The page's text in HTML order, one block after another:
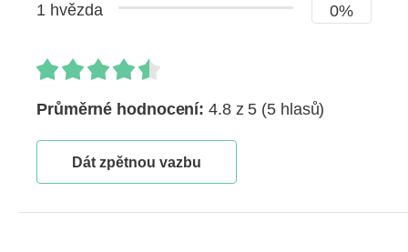
1 hvězda 0%
Průměrné hodnocení: 4.8 z 5 (5 hlasů)
Dát zpětnou vazbu